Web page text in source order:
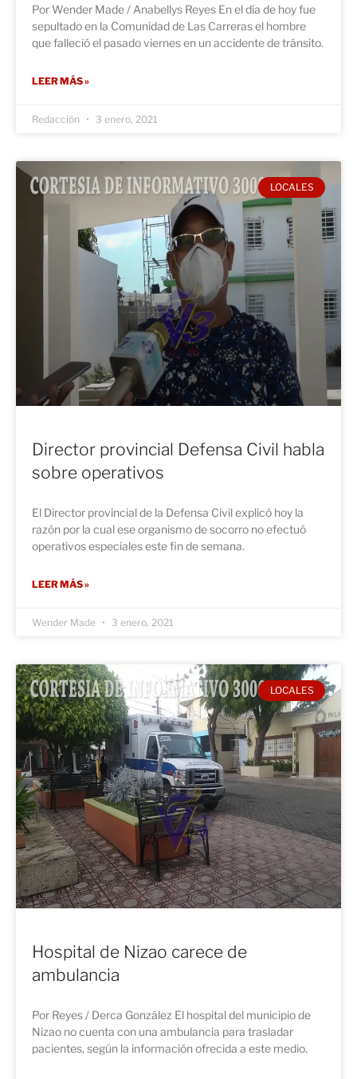
Por Wender Made / Anabellys Reyes En el día de hoy fue
sepultado en la Comunidad de Las Carreras el hombre
que falleció el pasado viernes en un accidente de tránsito.
LEER MÁS »
Redacción 3 enero, 2021
LOCALES
Director provincial Defensa Civil habla
sobre operativos
El Director provincial de la Defensa Civil explicó hoy la
razón por la cual ese organismo de socorro no efectuó
operativos especiales este fin de semana.
LEER MÁS »
Wender Made 3 enero, 2021
LOCALES
Hospital de Nizao carece de
ambulancia
Por Reyes / Derca González El hospital del municipio de
Nizao no cuenta con una ambulancia para trasladar
pacientes, según la información ofrecida a este medio.